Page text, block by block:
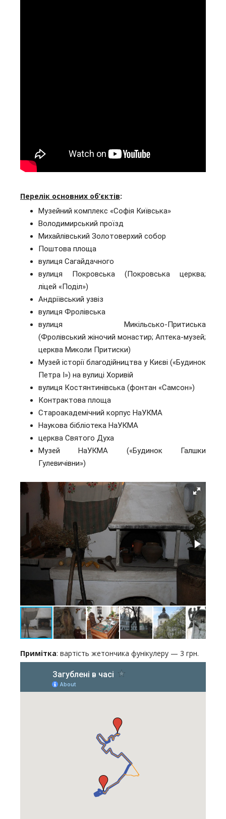
Перелік основних об’єктів:
Музейний комплекс «Софія Київська»
Володимирський проїзд
Михайлівський Золотоверхий собор
Поштова площа
вулиця Сагайдачного
вулиця Покровська (Покровська церква;
ліцей «Поділ»)
Андріївський узвіз
вулиця Фролівська
вулиця Микільсько-Притиська
(Фролівський жіночий монастир; Аптека-музей;
церква Миколи Притиски)
Музей історії благодійництва у Києві («Будинок
Петра І») на вулиці Хоривій
вулиця Костянтинівська (фонтан «Самсон»)
Контрактова площа
Староакадемічний корпус НаУКМА
Наукова бібліотека НаУКМА
церква Святого Духа
Музей НаУКМА («Будинок Галшки
Гулевичівни»)
Примітка: вартість жетончика фунікулеру — 3 грн.